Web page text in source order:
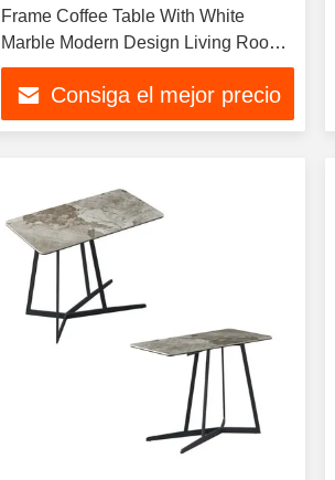
Frame Coffee Table With White
Marble Modern Design Living Room
Coffee Table
Consiga el mejor precio